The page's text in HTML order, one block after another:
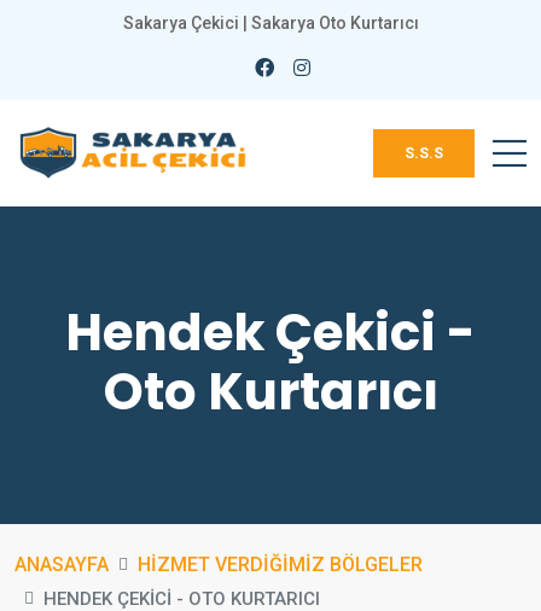
Sakarya Çekici | Sakarya Oto Kurtarıcı
S.S.S
Hendek Çekici -
Oto Kurtarıcı
ANASAYFA HİZMET VERDİĞİMİZ BÖLGELER
HENDEK ÇEKICI - OTO KURTARICI